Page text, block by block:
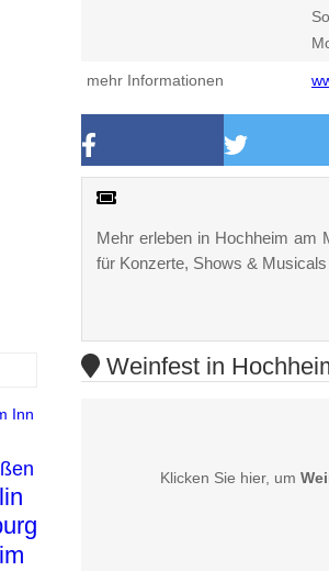
mehr Informationen
Mehr erleben in Hochheim am
für Konzerte, Shows &
Weinfest in
Klicken Sie hier, um
Inn